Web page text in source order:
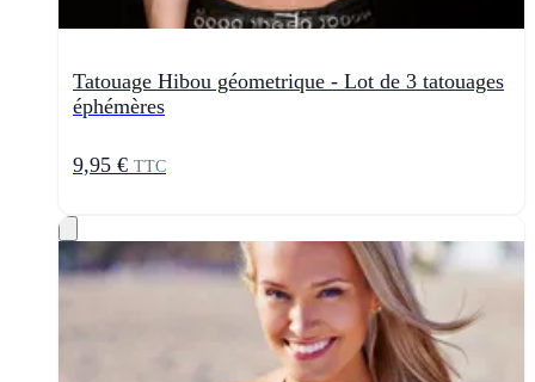
Tatouage Hibou géometrique - Lot de 3 tatouages
éphémères
9,95 € TTC